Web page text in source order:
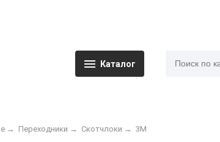
Каталог
→ Переходники → Скотчлоки → 3M